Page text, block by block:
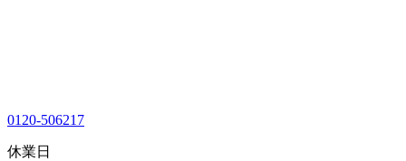
0120-506217
休業日